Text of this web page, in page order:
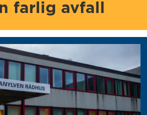
farlig avfall